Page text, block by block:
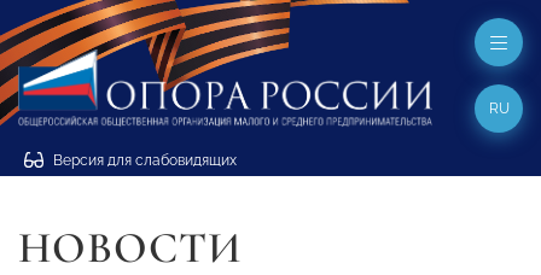
Версия для слабовидящих
RU
НОВОСТИ